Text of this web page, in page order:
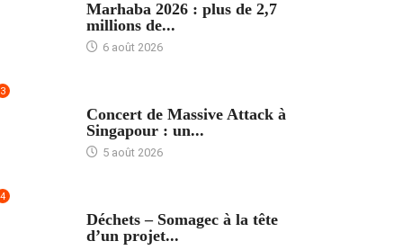
Marhaba 2026 : plus de 2,7
millions de...
6 août 2026
3
Concert de Massive Attack à
Singapour : un...
5 août 2026
4
Déchets – Somagec à la tête
d’un projet...